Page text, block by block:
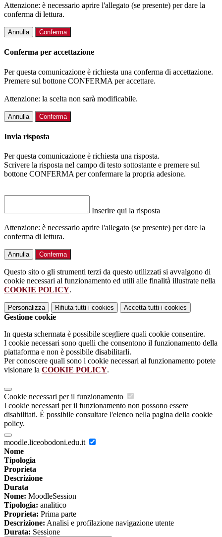
Attenzione: è necessario aprire l'allegato (se presente) per dare la
conferma di lettura.
Annulla Conferma
Conferma per accettazione
Per questa comunicazione è richiesta una conferma di accettazione.
Premere sul bottone CONFERMA per accettare.
Attenzione: la scelta non sarà modificabile.
Annulla Conferma
Invia risposta
Per questa comunicazione è richiesta una risposta.
Scrivere la risposta nel campo di testo sottostante e premere sul
bottone CONFERMA per confermare la propria adesione.
Inserire qui la risposta
Attenzione: è necessario aprire l'allegato (se presente) per dare la
conferma di lettura.
Annulla Conferma
Questo sito o gli strumenti terzi da questo utilizzati si avvalgono di
cookie necessari al funzionamento ed utili alle finalità illustrate nella
COOKIE POLICY.
Personalizza Rifiuta tutti i cookies Accetta tutti i cookies
Gestione cookie
In questa schermata è possibile scegliere quali cookie consentire.
I cookie necessari sono quelli che consentono il funzionamento della
piattaforma e non è possibile disabilitarli.
Per conoscere quali sono i cookie necessari al funzionamento potete
visionare la COOKIE POLICY.
Cookie necessari per il funzionamento
I cookie necessari per il funzionamento non possono essere
disabilitati. È possibile consultare l'elenco nella pagina della cookie
policy.
moodle.liceobodoni.edu.it
Nome
Tipologia
Proprieta
Descrizione
Durata
Nome: MoodleSession
Tipologia: analitico
Proprieta: Prima parte
Descrizione: Analisi e profilazione navigazione utente
Durata: Sessione